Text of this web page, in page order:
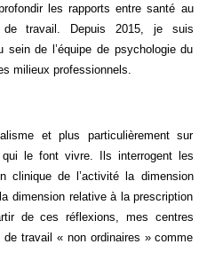
les rapports entre santé au
de travail. Depuis 2015, je suis
de l’équipe de psychologie du
milieux professionnels.
et plus particulièrement sur
le font vivre. Ils interrogent les
de l’activité la dimension
dimension relative à la prescription
de ces réflexions, mes centres
travail « non ordinaires » comme